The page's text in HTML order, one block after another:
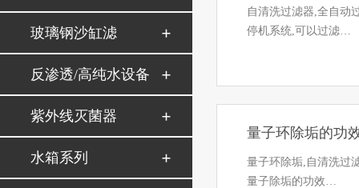
玻璃钢沙缸滤
反渗透/高纯水设备
紫外线灭菌器
水箱系列
自清洗过滤器,全自动
停机系统,可以过滤…
量子环除垢的功
量子环除垢,自清洗过
量子除垢的功效…